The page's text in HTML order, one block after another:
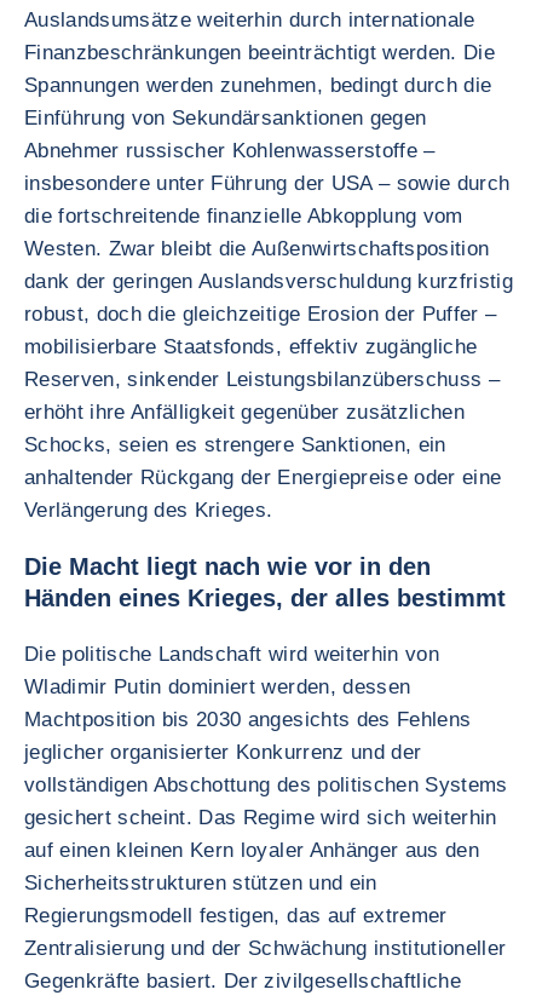
Auslandsumsätze weiterhin durch internationale
Finanzbeschränkungen beeinträchtigt werden. Die
Spannungen werden zunehmen, bedingt durch die
Einführung von Sekundärsanktionen gegen
Abnehmer russischer Kohlenwasserstoffe –
insbesondere unter Führung der USA – sowie durch
die fortschreitende finanzielle Abkopplung vom
Westen. Zwar bleibt die Außenwirtschaftsposition
dank der geringen Auslandsverschuldung kurzfristig
robust, doch die gleichzeitige Erosion der Puffer –
mobilisierbare Staatsfonds, effektiv zugängliche
Reserven, sinkender Leistungsbilanzüberschuss –
erhöht ihre Anfälligkeit gegenüber zusätzlichen
Schocks, seien es strengere Sanktionen, ein
anhaltender Rückgang der Energiepreise oder eine
Verlängerung des Krieges.
Die Macht liegt nach wie vor in den
Händen eines Krieges, der alles bestimmt
Die politische Landschaft wird weiterhin von
Wladimir Putin dominiert werden, dessen
Machtposition bis 2030 angesichts des Fehlens
jeglicher organisierter Konkurrenz und der
vollständigen Abschottung des politischen Systems
gesichert scheint. Das Regime wird sich weiterhin
auf einen kleinen Kern loyaler Anhänger aus den
Sicherheitsstrukturen stützen und ein
Regierungsmodell festigen, das auf extremer
Zentralisierung und der Schwächung institutioneller
Gegenkräfte basiert. Der zivilgesellschaftliche